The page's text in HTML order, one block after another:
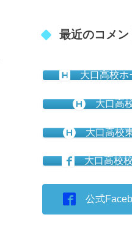
最近のコメン
大口高校ホ
大口高
大口高校
大口高校
公式